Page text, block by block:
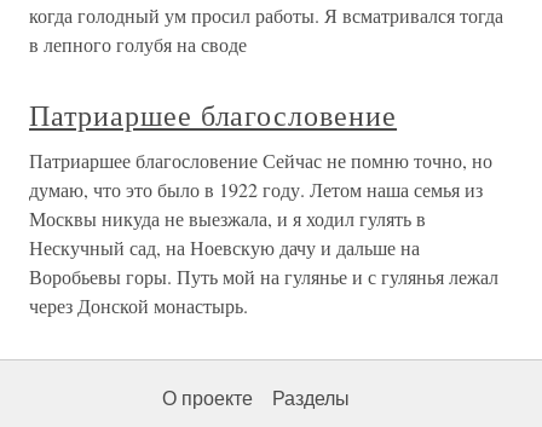
когда голодный ум просил работы. Я всматривался тогда
в лепного голубя на своде
Патриаршее благословение
Патриаршее благословение Сейчас не помню точно, но
думаю, что это было в 1922 году. Летом наша семья из
Москвы никуда не выезжала, и я ходил гулять в
Нескучный сад, на Ноевскую дачу и дальше на
Воробьевы горы. Путь мой на гулянье и с гулянья лежал
через Донской монастырь.
О проекте Разделы